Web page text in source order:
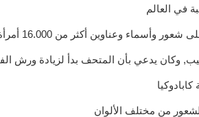
في العالم
أكثر من 16.000 أمرأة من جميع أنحاء العالم
وكان يدعي بأن المتحف بدأ لزيادة ورش
من مختلف الألوان